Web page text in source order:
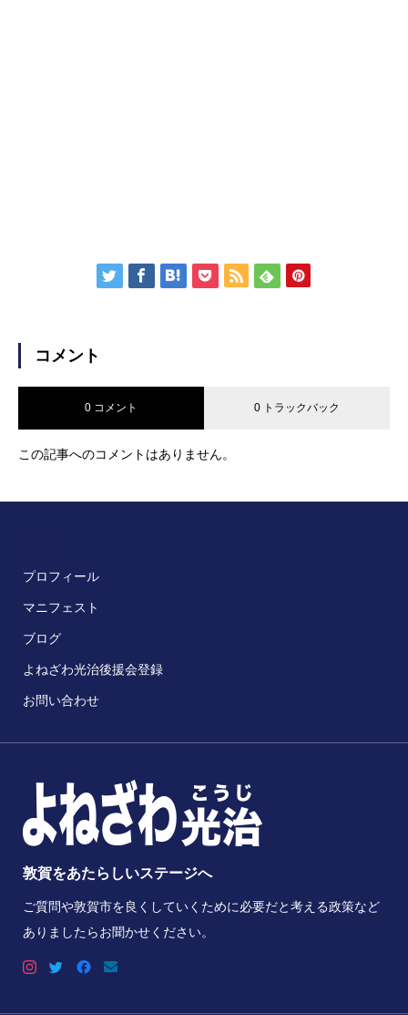
コメント
0 コメント 0 トラックバック
この記事へのコメントはありません。
プロフィール
マニフェスト
ブログ
よねざわ光治後援会登録
お問い合わせ
敦賀をあたらしいステージへ
ご質問や敦賀市を良くしていくために必要だと考える政策など
ありましたらお聞かせください。